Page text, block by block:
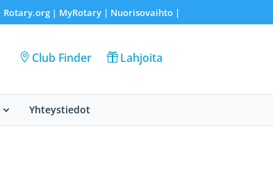
Rotary.org| MyRotary | Nuorisovaihto|
Club Finder Lahjoita
Yhteystiedot